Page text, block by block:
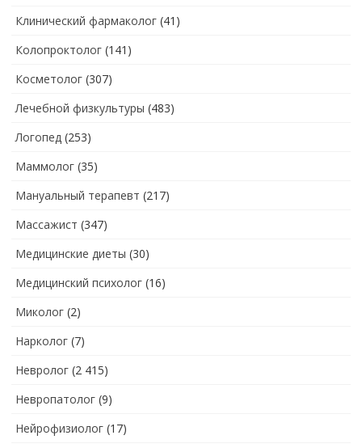
Клинический фармаколог (41)
Колопроктолог (141)
Косметолог (307)
Лечебной физкультуры (483)
Логопед (253)
Маммолог (35)
Мануальный терапевт (217)
Массажист (347)
Медицинские диеты (30)
Медицинский психолог (16)
Миколог (2)
Нарколог (7)
Невролог (2 415)
Невропатолог (9)
Нейрофизиолог (17)